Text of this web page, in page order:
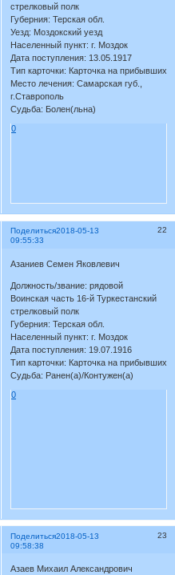
стрелковый полк
Губерния: Терская обл.
Уезд: Моздокский уезд
Населенный пункт: г. Моздок
Дата поступления: 13.05.1917
Тип карточки: Карточка на прибывших
Место лечения: Самарская губ.,
г.Ставрополь
Судьба: Болен(льна)
0
Поделиться 22
2018-05-13
09:55:33
Азаниев Семен Яковлевич
Должность/звание: рядовой
Воинская часть 16-й Туркестанский
стрелковый полк
Губерния: Терская обл.
Населенный пункт: г. Моздок
Дата поступления: 19.07.1916
Тип карточки: Карточка на прибывших
Судьба: Ранен(а)/Контужен(а)
0
Поделиться 23
2018-05-13
09:58:38
Азаев Михаил Александрович